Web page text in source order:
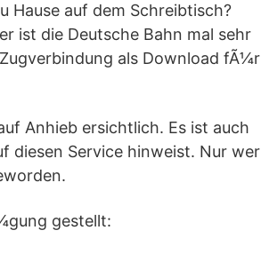
Hause auf dem Schreibtisch?
ist die Deutsche Bahn mal sehr
als Download fÃ¼r
Anhieb ersichtlich. Es ist auch
diesen Service hinweist. Nur wer
gestellt: